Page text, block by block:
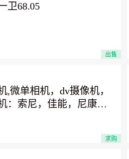
卫68.05
出售
,微单相机，dv摄像机，
：索尼，佳能，尼康，
三星，奥林巴斯等！ 电
求购